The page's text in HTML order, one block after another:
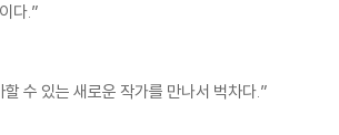
다.”
수 있는 새로운 작가를 만나서 벅차다.”